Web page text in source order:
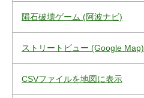
隕石破壊ゲーム (阿波ナビ)
ストリートビュー (Google Map)
CSVファイルを地図に表示